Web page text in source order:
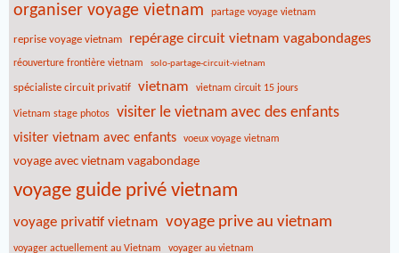
organiser voyage vietnam partage voyage vietnam
reprise voyage vietnam repérage circuit vietnam vagabondages
réouverture frontière vietnam solo-partage-circuit-vietnam
spécialiste circuit privatif vietnam vietnam circuit 15 jours
Vietnam stage photos visiter le vietnam avec des enfants
visiter vietnam avec enfants voeux voyage vietnam
voyage avec vietnam vagabondage
voyage guide privé vietnam
voyage privatif vietnam voyage prive au vietnam
voyager actuellement au Vietnam voyager au vietnam